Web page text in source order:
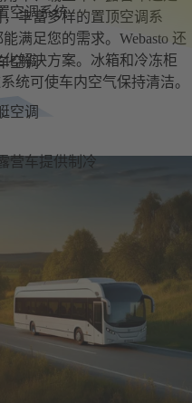
空调系统
空调
空调
营车提供制冷
丰富多样的置顶空调系
满足您的需求。Webasto 还
解决方案。冰箱和冷冻柜
统可使车内空气保持清洁。